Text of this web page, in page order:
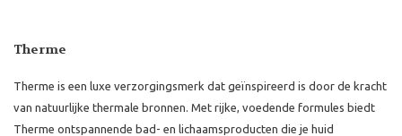
Therme
Therme is een luxe verzorgingsmerk dat geïnspireerd is door de kracht
van natuurlijke thermale bronnen. Met rijke, voedende formules biedt
Therme ontspannende bad- en lichaamsproducten die je huid